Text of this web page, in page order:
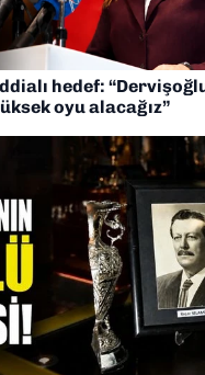
hedef:
oyu alacağız”